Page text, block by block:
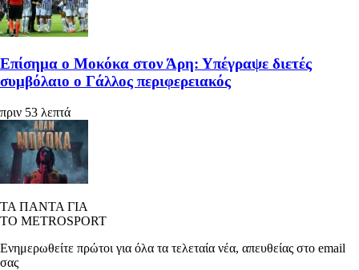
Επίσημα ο Μοκόκα στον Άρη: Υπέγραψε διετές
συμβόλαιο ο Γάλλος περιφερειακός
πριν 53 λεπτά
ΤΑ ΠΑΝΤΑ ΓΙΑ
ΤΟ METROSPORT
Ενημερωθείτε πρώτοι για όλα τα τελεταία νέα, απευθείας στο email
σας